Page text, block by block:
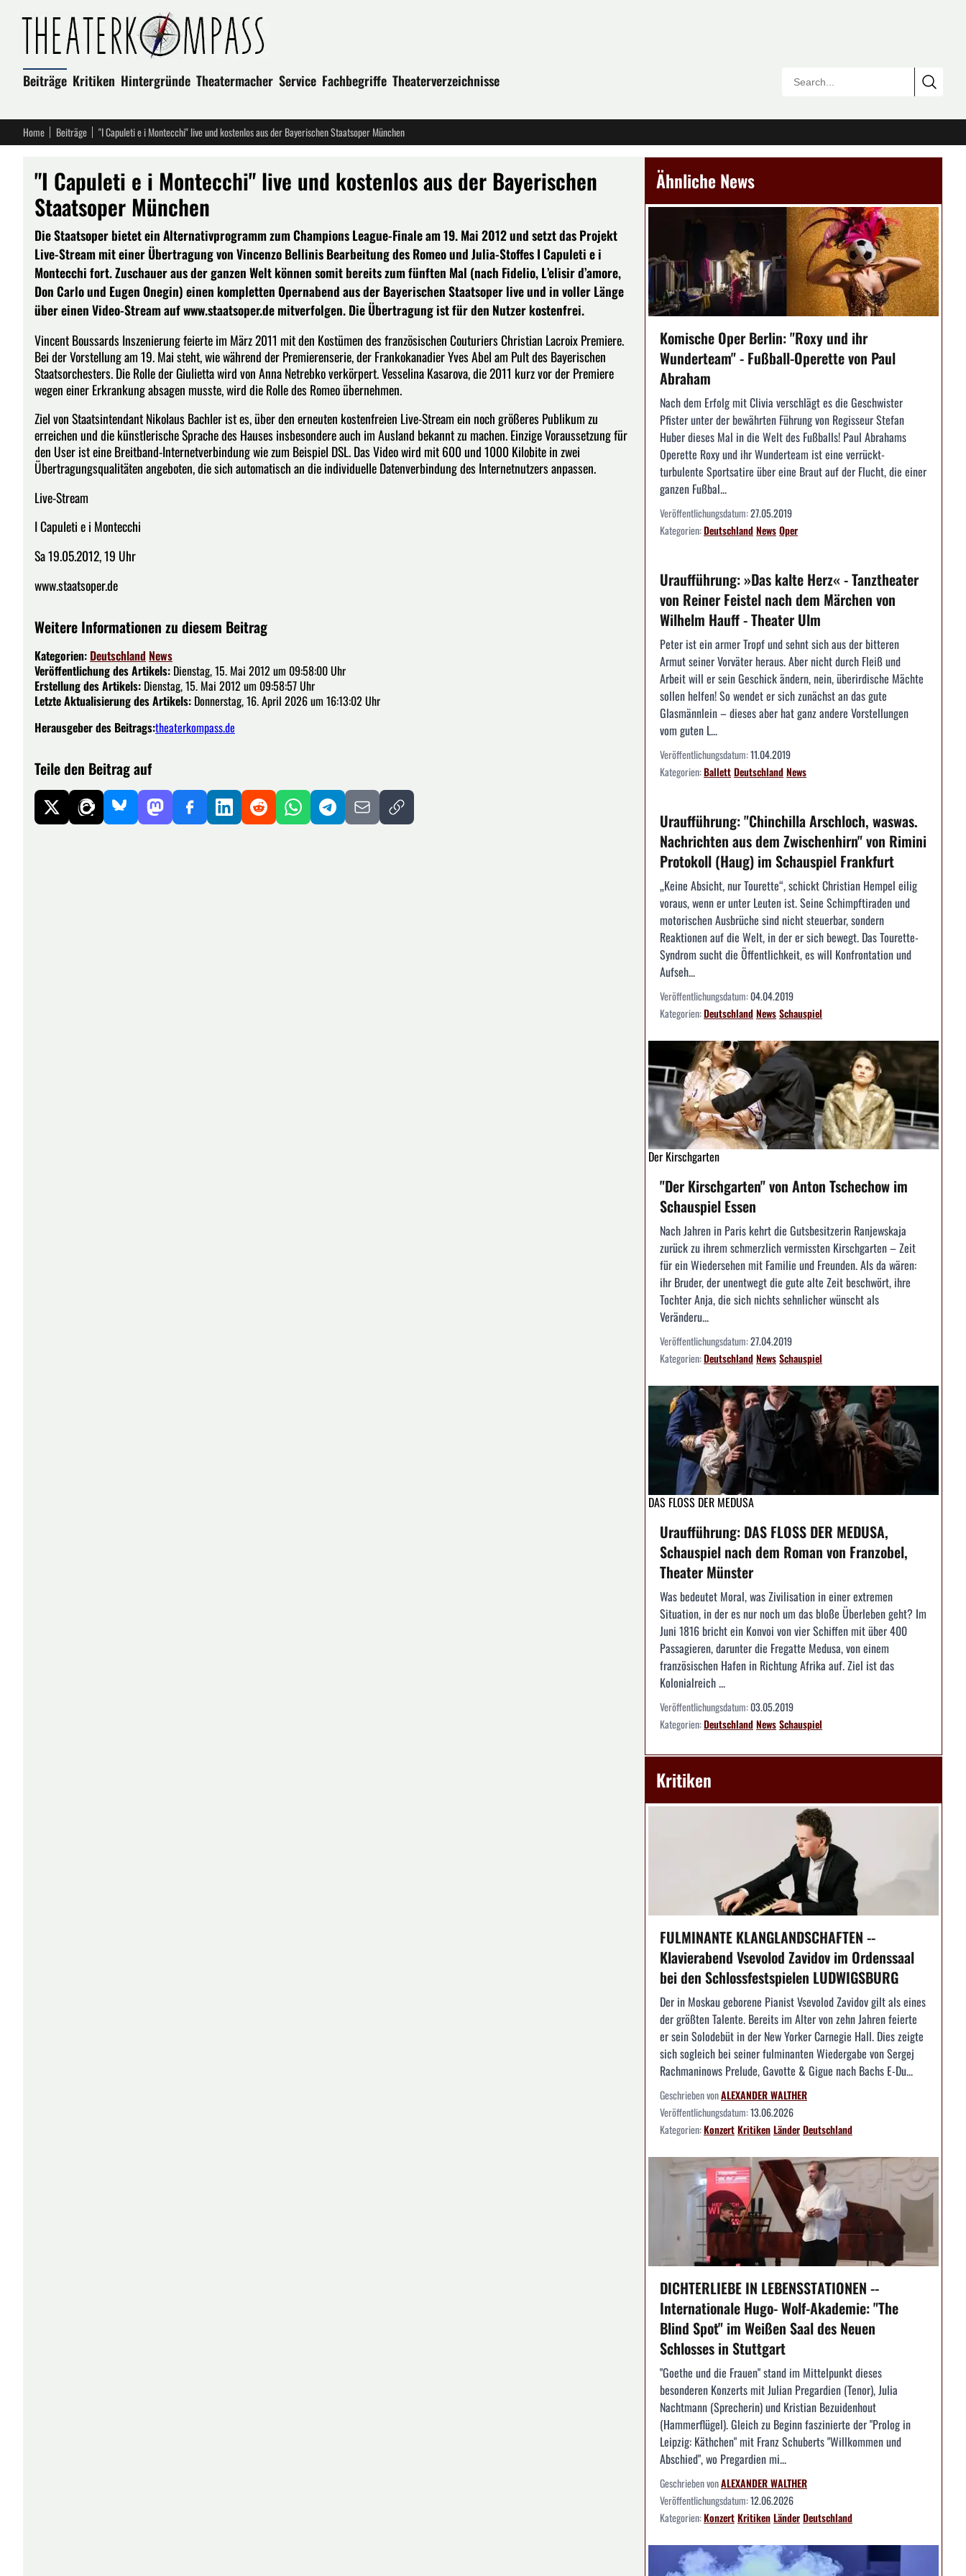
Beiträge Kritiken Hintergründe Theatermacher Service Fachbegriffe Theaterverzeichnisse
Home Beiträge "I Capuleti e i Montecchi" live und kostenlos aus der Bayerischen Staatsoper München
"I Capuleti e i Montecchi" live und kostenlos aus der Bayerischen
Staatsoper München
Die Staatsoper bietet ein Alternativprogramm zum Champions League-Finale am 19. Mai 2012 und setzt das Projekt
Live-Stream mit einer Übertragung von Vincenzo Bellinis Bearbeitung des Romeo und Julia-Stoffes I Capuleti e i
Montecchi fort. Zuschauer aus der ganzen Welt können somit bereits zum fünften Mal (nach Fidelio, L’elisir d’amore,
Don Carlo und Eugen Onegin) einen kompletten Opernabend aus der Bayerischen Staatsoper live und in voller Länge
über einen Video-Stream auf www.staatsoper.de mitverfolgen. Die Übertragung ist für den Nutzer kostenfrei.
Vincent Boussards Inszenierung feierte im März 2011 mit den Kostümen des französischen Couturiers Christian Lacroix Premiere.
Bei der Vorstellung am 19. Mai steht, wie während der Premierenserie, der Frankokanadier Yves Abel am Pult des Bayerischen
Staatsorchesters. Die Rolle der Giulietta wird von Anna Netrebko verkörpert. Vesselina Kasarova, die 2011 kurz vor der Premiere
wegen einer Erkrankung absagen musste, wird die Rolle des Romeo übernehmen.
Ziel von Staatsintendant Nikolaus Bachler ist es, über den erneuten kostenfreien Live-Stream ein noch größeres Publikum zu
erreichen und die künstlerische Sprache des Hauses insbesondere auch im Ausland bekannt zu machen. Einzige Voraussetzung für
den User ist eine Breitband-Internetverbindung wie zum Beispiel DSL. Das Video wird mit 600 und 1000 Kilobite in zwei
Übertragungsqualitäten angeboten, die sich automatisch an die individuelle Datenverbindung des Internetnutzers anpassen.
Live-Stream
I Capuleti e i Montecchi
Sa 19.05.2012, 19 Uhr
www.staatsoper.de
Weitere Informationen zu diesem Beitrag
Kategorien: Deutschland News
Veröffentlichung des Artikels: Dienstag, 15. Mai 2012 um 09:58:00 Uhr
Erstellung des Artikels: Dienstag, 15. Mai 2012 um 09:58:57 Uhr
Letzte Aktualisierung des Artikels: Donnerstag, 16. April 2026 um 16:13:02 Uhr
Herausgeber des Beitrags:theaterkompass.de
Teile den Beitrag auf
Ähnliche News
Komische Oper Berlin: "Roxy und ihr
Wunderteam" - Fußball-Operette von Paul
Abraham
Nach dem Erfolg mit Clivia verschlägt es die Geschwister
Pfister unter der bewährten Führung von Regisseur Stefan
Huber dieses Mal in die Welt des Fußballs! Paul Abrahams
Operette Roxy und ihr Wunderteam ist eine verrückt-
turbulente Sportsatire über eine Braut auf der Flucht, die einer
ganzen Fußbal...
Veröffentlichungsdatum:27.05.2019
Kategorien:DeutschlandNewsOper
Uraufführung: »Das kalte Herz« - Tanztheater
von Reiner Feistel nach dem Märchen von
Wilhelm Hauff - Theater Ulm
Peter ist ein armer Tropf und sehnt sich aus der bitteren
Armut seiner Vorväter heraus. Aber nicht durch Fleiß und
Arbeit will er sein Geschick ändern, nein, überirdische Mächte
sollen helfen! So wendet er sich zunächst an das gute
Glasmännlein – dieses aber hat ganz andere Vorstellungen
vom guten L...
Veröffentlichungsdatum:11.04.2019
Kategorien:BallettDeutschlandNews
Uraufführung: "Chinchilla Arschloch, waswas.
Nachrichten aus dem Zwischenhirn" von Rimini
Protokoll (Haug) im Schauspiel Frankfurt
„Keine Absicht, nur Tourette“, schickt Christian Hempel eilig
voraus, wenn er unter Leuten ist. Seine Schimpftiraden und
motorischen Ausbrüche sind nicht steuerbar, sondern
Reaktionen auf die Welt, in der er sich bewegt. Das Tourette-
Syndrom sucht die Öffentlichkeit, es will Konfrontation und
Aufseh...
Veröffentlichungsdatum:04.04.2019
Kategorien:DeutschlandNewsSchauspiel
Der Kirschgarten
"Der Kirschgarten" von Anton Tschechow im
Schauspiel Essen
Nach Jahren in Paris kehrt die Gutsbesitzerin Ranjewskaja
zurück zu ihrem schmerzlich vermissten Kirschgarten – Zeit
für ein Wiedersehen mit Familie und Freunden. Als da wären:
ihr Bruder, der unentwegt die gute alte Zeit beschwört, ihre
Tochter Anja, die sich nichts sehnlicher wünscht als
Veränderu...
Veröffentlichungsdatum:27.04.2019
Kategorien:DeutschlandNewsSchauspiel
DAS FLOSS DER MEDUSA
Uraufführung: DAS FLOSS DER MEDUSA,
Schauspiel nach dem Roman von Franzobel,
Theater Münster
Was bedeutet Moral, was Zivilisation in einer extremen
Situation, in der es nur noch um das bloße Überleben geht? Im
Juni 1816 bricht ein Konvoi von vier Schiffen mit über 400
Passagieren, darunter die Fregatte Medusa, von einem
französischen Hafen in Richtung Afrika auf. Ziel ist das
Kolonialreich ...
Veröffentlichungsdatum:03.05.2019
Kategorien:DeutschlandNewsSchauspiel
Kritiken
FULMINANTE KLANGLANDSCHAFTEN --
Klavierabend Vsevolod Zavidov im Ordenssaal
bei den Schlossfestspielen LUDWIGSBURG
Der in Moskau geborene Pianist Vsevolod Zavidov gilt als eines
der größten Talente. Bereits im Alter von zehn Jahren feierte
er sein Solodebüt in der New Yorker Carnegie Hall. Dies zeigte
sich sogleich bei seiner fulminanten Wiedergabe von Sergej
Rachmaninows Prelude, Gavotte & Gigue nach Bachs E-Du...
Geschrieben vonALEXANDER WALTHER
Veröffentlichungsdatum:13.06.2026
Kategorien:KonzertKritikenLänderDeutschland
DICHTERLIEBE IN LEBENSSTATIONEN --
Internationale Hugo- Wolf-Akademie: "The
Blind Spot" im Weißen Saal des Neuen
Schlosses in Stuttgart
"Goethe und die Frauen" stand im Mittelpunkt dieses
besonderen Konzerts mit Julian Pregardien (Tenor), Julia
Nachtmann (Sprecherin) und Kristian Bezuidenhout
(Hammerflügel). Gleich zu Beginn faszinierte der "Prolog in
Leipzig: Käthchen" mit Franz Schuberts "Willkommen und
Abschied", wo Pregardien mi...
Geschrieben vonALEXANDER WALTHER
Veröffentlichungsdatum:12.06.2026
Kategorien:KonzertKritikenLänderDeutschland